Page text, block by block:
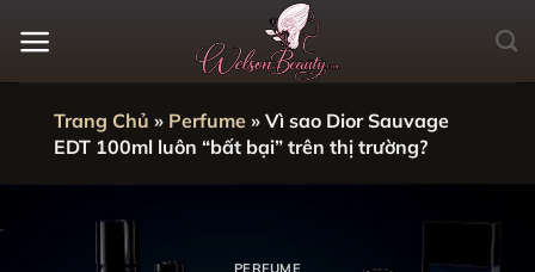
qua
Trang Chủ » Perfume » Vì sao Dior Sauvage
EDT 100ml luôn “bất bại” trên thị trường?
PERFUME